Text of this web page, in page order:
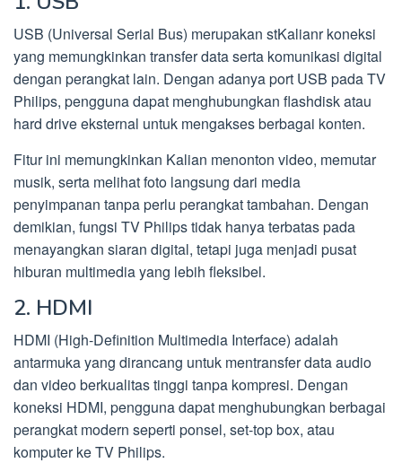
USB (Universal Serial Bus) merupakan stKalianr koneksi
yang memungkinkan transfer data serta komunikasi digital
dengan perangkat lain. Dengan adanya port USB pada TV
Philips, pengguna dapat menghubungkan flashdisk atau
hard drive eksternal untuk mengakses berbagai konten.
Fitur ini memungkinkan Kalian menonton video, memutar
musik, serta melihat foto langsung dari media
penyimpanan tanpa perlu perangkat tambahan. Dengan
demikian, fungsi TV Philips tidak hanya terbatas pada
menayangkan siaran digital, tetapi juga menjadi pusat
hiburan multimedia yang lebih fleksibel.
2. HDMI
HDMI (High-Definition Multimedia Interface) adalah
antarmuka yang dirancang untuk mentransfer data audio
dan video berkualitas tinggi tanpa kompresi. Dengan
koneksi HDMI, pengguna dapat menghubungkan berbagai
perangkat modern seperti ponsel, set-top box, atau
komputer ke TV Philips.